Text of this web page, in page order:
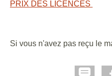
PRIX DES LICENCES
Si vous n'avez pas reçu le